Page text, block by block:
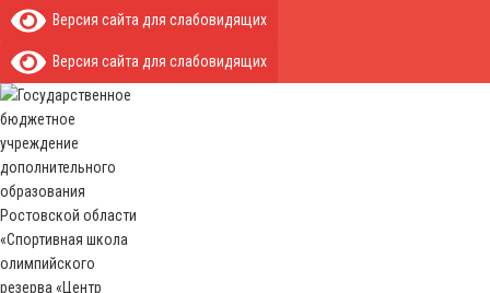
Версия сайта для слабовидящих
Версия сайта для слабовидящих